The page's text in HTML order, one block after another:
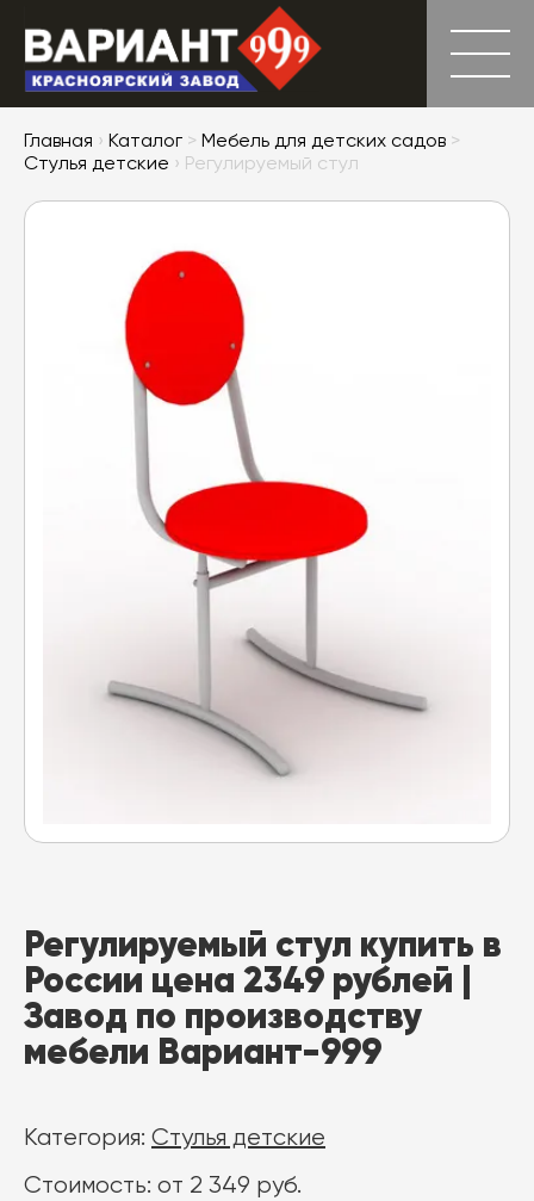
Главная › Каталог > Мебель для детских садов >
Стулья детские › Регулируемый стул
Регулируемый стул купить в
России цена 2349 рублей |
Завод по производству
мебели Вариант-999
Категория: Стулья детские
Стоимость: от 2 349 руб.